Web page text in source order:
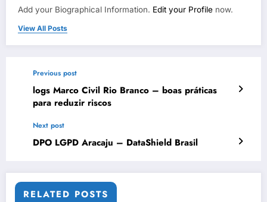
Add your Biographical Information. Edit your Profile now.
View All Posts
Previous post
logs Marco Civil Rio Branco – boas práticas
para reduzir riscos
Next post
DPO LGPD Aracaju – DataShield Brasil
RELATED POSTS